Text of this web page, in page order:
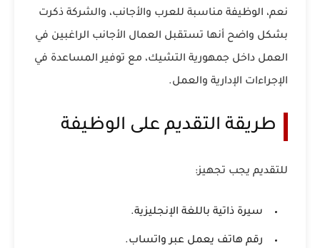
نعم، الوظيفة مناسبة للعرب والأجانب، والشركة ذكرت
بشكل واضح أنها تستقبل العمال الأجانب الراغبين في
العمل داخل جمهورية التشيك، مع توفير المساعدة في
الإجراءات الإدارية والعمل.
طريقة التقديم على الوظيفة
للتقديم يجب تجهيز:
سيرة ذاتية باللغة الإنجليزية.
رقم هاتف يعمل عبر واتساب.